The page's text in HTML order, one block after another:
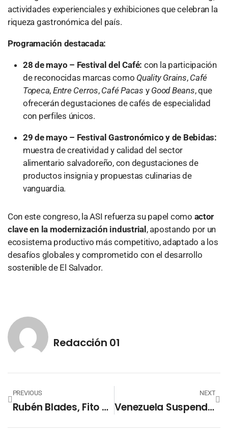
actividades experienciales y exhibiciones que celebran la
riqueza gastronómica del país.
Programación destacada:
28 de mayo – Festival del Café: con la participación
de reconocidas marcas como Quality Grains, Café
Topeca, Entre Cerros, Café Pacas y Good Beans, que
ofrecerán degustaciones de cafés de especialidad
con perfiles únicos.
29 de mayo – Festival Gastronómico y de Bebidas:
muestra de creatividad y calidad del sector
alimentario salvadoreño, con degustaciones de
productos insignia y propuestas culinarias de
vanguardia.
Con este congreso, la ASI refuerza su papel como actor
clave en la modernización industrial, apostando por un
ecosistema productivo más competitivo, adaptado a los
desafíos globales y comprometido con el desarrollo
sostenible de El Salvador.
Redacción 01
PREVIOUS
Rubén Blades, Fito Páez Y Carlos Vives Lideran El Festival Cordillera 2025
NEXT
Venezuela Suspende Vuelos Con Colombia